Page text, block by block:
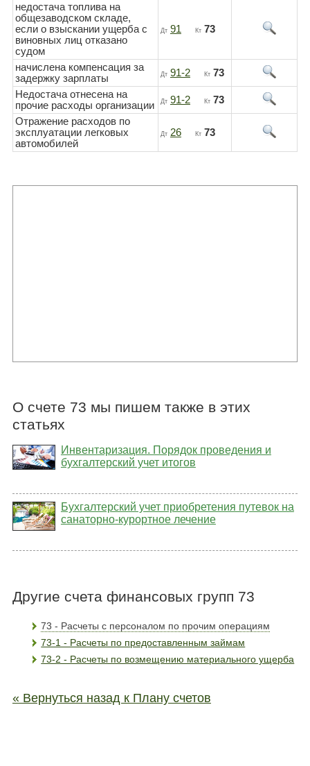
недостача топлива на
общезаводском складе,
если о взыскании ущерба с
виновных лиц отказано
судом
Дт 91 Кт 73
начислена компенсация за
задержку зарплаты
Дт 91-2 Кт 73
Недостача отнесена на
прочие расходы организации
Дт 91-2 Кт 73
Отражение расходов по
эксплуатации легковых
автомобилей
Дт 26 Кт 73
О счете 73 мы пишем также в этих
статьях
Инвентаризация. Порядок проведения и
бухгалтерский учет итогов
Бухгалтерский учет приобретения путевок на
санаторно-курортное лечение
Другие счета финансовых групп 73
73 - Расчеты с персоналом по прочим операциям
73-1 - Расчеты по предоставленным займам
73-2 - Расчеты по возмещению материального ущерба
« Вернуться назад к Плану счетов